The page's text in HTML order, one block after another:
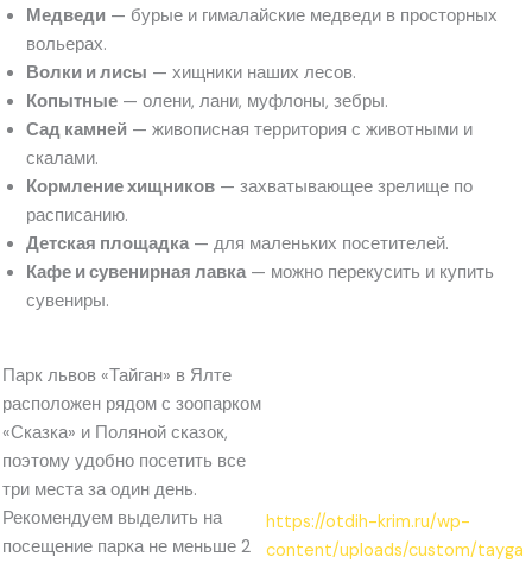
Медведи — бурые и гималайские медведи в просторных
вольерах.
Волки и лисы — хищники наших лесов.
Копытные — олени, лани, муфлоны, зебры.
Сад камней — живописная территория с животными и
скалами.
Кормление хищников — захватывающее зрелище по
расписанию.
Детская площадка— для маленьких посетителей.
Кафе и сувенирная лавка— можно перекусить и купить
сувениры.
Парк львов «Тайган» в Ялте
расположен рядом с зоопарком
«Сказка» и Поляной сказок,
поэтому удобно посетить все
три места за один день.
Рекомендуем выделить на
посещение парка не меньше 2
https://otdih-krim.ru/wp-
content/uploads/custom/tayga